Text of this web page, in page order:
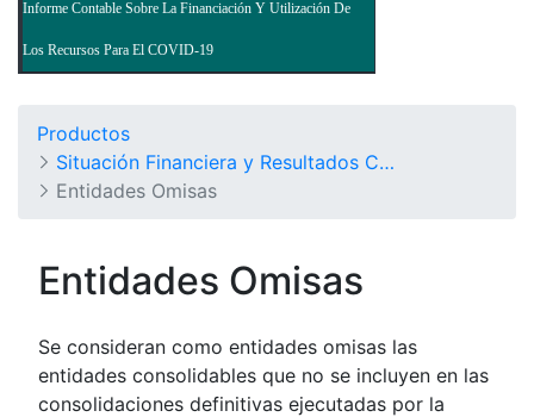
Informe Contable Sobre La Financiación Y Utilización De
Los Recursos Para El COVID-19
Productos
Situación Financiera y Resultados Consolidados del Nivel Nacional - Balance General de la Nación y Otros Informes
Entidades Omisas
Entidades Omisas
Se consideran como entidades omisas las
entidades consolidables que no se incluyen en las
consolidaciones definitivas ejecutadas por la